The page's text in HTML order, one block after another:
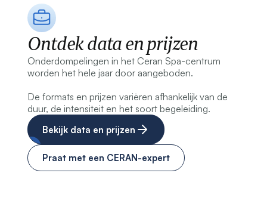
Ontdek data en prijzen
Onderdompelingen in het Ceran Spa-centrum
worden het hele jaar door aangeboden.
De formats en prijzen variëren afhankelijk van de
duur, de intensiteit en het soort begeleiding.
Bekijk data en prijzen
Praat met een CERAN-expert